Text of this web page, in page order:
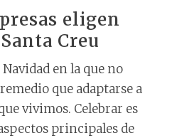
eligen
Creu
Navidad en la que no
que adaptarse a
vivimos. Celebrar es
principales de